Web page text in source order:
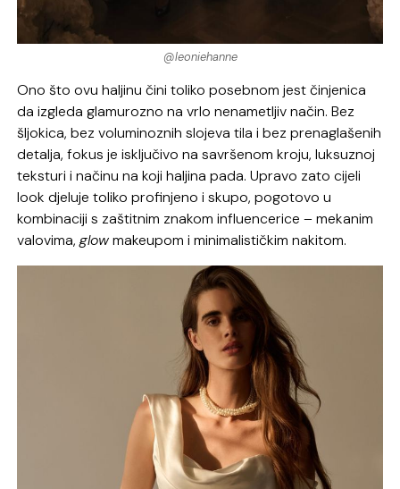
@leoniehanne
Ono što ovu haljinu čini toliko posebnom jest činjenica
da izgleda glamurozno na vrlo nenametljiv način. Bez
šljokica, bez voluminoznih slojeva tila i bez prenaglašenih
detalja, fokus je isključivo na savršenom kroju, luksuznoj
teksturi i načinu na koji haljina pada. Upravo zato cijeli
look djeluje toliko profinjeno i skupo, pogotovo u
kombinaciji s zaštitnim znakom influencerice – mekanim
valovima,glowmakeupom i minimalističkim nakitom.